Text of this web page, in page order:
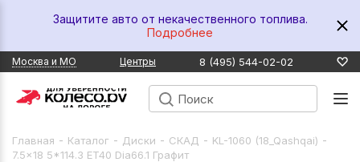
Защитите авто от некачественного топлива.
Подробнее
Москва и МО Центры 8 (495) 544-02-02
Главная - Каталог - Диски - СКАД - KL-1060 (18_Qashqai) -
7.5x18 5*114.3 ET40 Dia66.1 Графит